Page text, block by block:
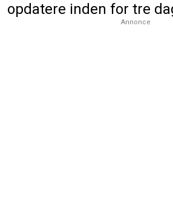
opdatere inden for tre
Annonce